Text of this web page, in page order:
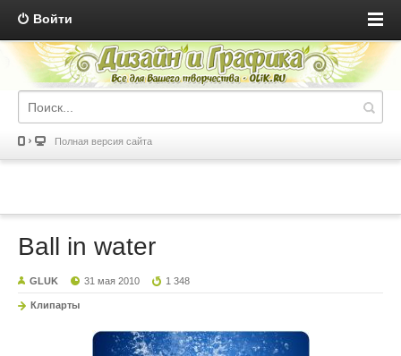
Войти
Полная версия сайта
Ball in water
GLUK 31 мая 2010 1 348
Клипарты